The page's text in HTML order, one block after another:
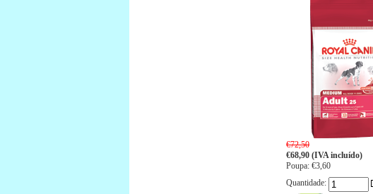
€72,50
€68,90 (IVA incluído)
Poupa: €3,60
Quantidade: